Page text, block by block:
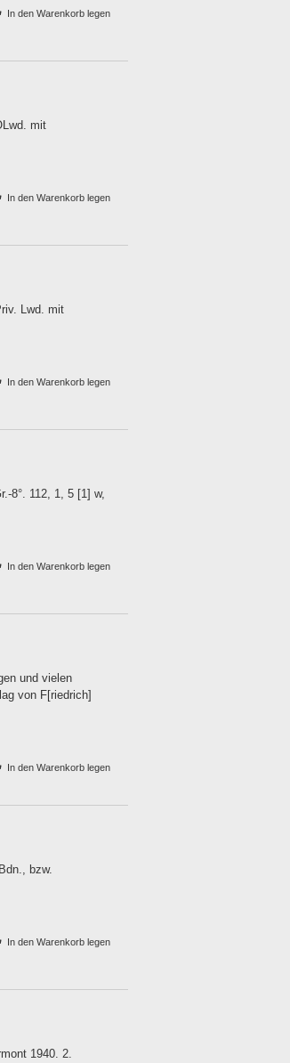
In den Warenkorb legen
mit
In den Warenkorb legen
Lwd. mit
In den Warenkorb legen
8°. 112, 1, 5 [1] w,
In den Warenkorb legen
und vielen
von F[riedrich]
In den Warenkorb legen
bzw.
In den Warenkorb legen
1940. 2.